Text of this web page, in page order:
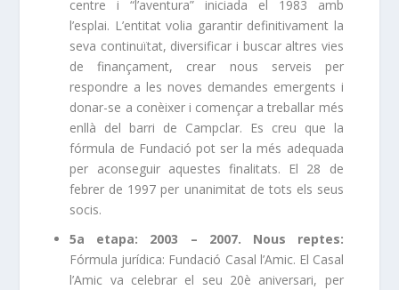
centre i “l’aventura” iniciada el 1983 amb
l’esplai. L’entitat volia garantir definitivament la
seva continuïtat, diversificar i buscar altres vies
de finançament, crear nous serveis per
respondre a les noves demandes emergents i
donar-se a conèixer i començar a treballar més
enllà del barri de Campclar. Es creu que la
fórmula de Fundació pot ser la més adequada
per aconseguir aquestes finalitats. El 28 de
febrer de 1997 per unanimitat de tots els seus
socis.
5a etapa: 2003 – 2007. Nous reptes:
Fórmula jurídica: Fundació Casal l’Amic. El Casal
l’Amic va celebrar el seu 20è aniversari, per